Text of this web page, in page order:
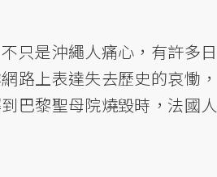
只是沖繩人痛心，有許多日
路上表達失去歷史的哀慟，
到巴黎聖母院燒毀時，法國人